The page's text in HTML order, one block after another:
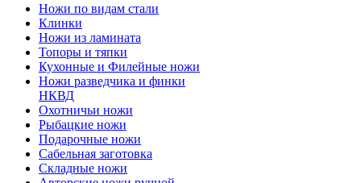
Ножи по видам стали
Клинки
Ножи из ламината
Топоры и тяпки
Кухонные и Филейные ножи
Ножи разведчика и финки
НКВД
Охотничьи ножи
Рыбацкие ножи
Подарочные ножи
Сабельная заготовка
Складные ножи